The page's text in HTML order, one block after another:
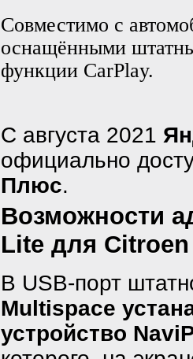
Совместимо с
оснащёнными
функции CarPlay.
С августа 2021
официально
Плюс.
Возможности
Lite для
В USB-порт
Multispace
устройство